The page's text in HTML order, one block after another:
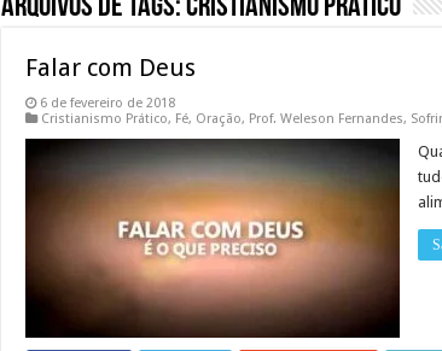
Arquivos de Tags:Cristianismo Prático
Falar com Deus
6 de fevereiro de 2018
Cristianismo Prático, Fé, Oração, Prof. Weleson Fernandes,